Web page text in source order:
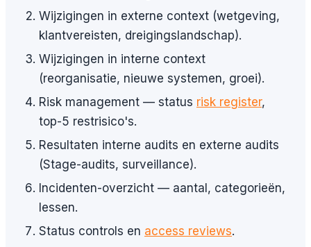
Wijzigingen in externe context (wetgeving,
klantvereisten, dreigingslandschap).
Wijzigingen in interne context
(reorganisatie, nieuwe systemen, groei).
Risk management — status risk register,
top-5 restrisico's.
Resultaten interne audits en externe audits
(Stage-audits, surveillance).
Incidenten-overzicht — aantal, categorieën,
lessen.
Status controls en access reviews.